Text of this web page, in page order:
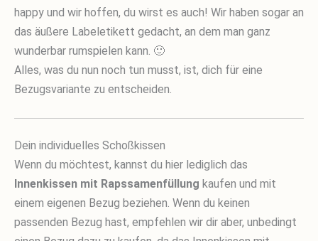
happy und wir hoffen, du wirst es auch! Wir haben sogar an
das äußere Labeletikett gedacht, an dem man ganz
wunderbar rumspielen kann. 🙂
Alles, was du nun noch tun musst, ist, dich für eine
Bezugsvariante zu entscheiden.
Dein individuelles Schoßkissen
Wenn du möchtest, kannst du hier lediglich das
Innenkissen mit Rapssamenfüllung kaufen und mit
einem eigenen Bezug beziehen. Wenn du keinen
passenden Bezug hast, empfehlen wir dir aber, unbedingt